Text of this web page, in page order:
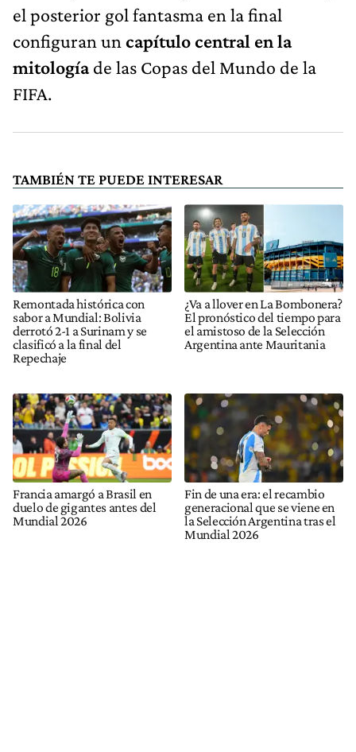
el posterior gol fantasma en la final
configuran un capítulo central en la
mitologíade las Copas del Mundo de la
FIFA.
TAMBIÉN TE PUEDE INTERESAR
Remontada histórica con
sabor a Mundial: Bolivia
derrotó 2-1 a Surinam y se
clasificó a la final del
Repechaje
¿Va a llover en La Bombonera?
El pronóstico del tiempo para
el amistoso de la Selección
Argentina ante Mauritania
Francia amargó a Brasil en
duelo de gigantes antes del
Mundial 2026
Fin de una era: el recambio
generacional que se viene en
la Selección Argentina tras el
Mundial 2026